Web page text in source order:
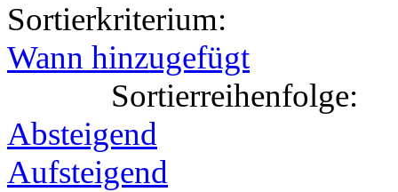
Sortierkriterium:
Wann hinzugefügt
Sortierreihenfolge:
Absteigend
Aufsteigend